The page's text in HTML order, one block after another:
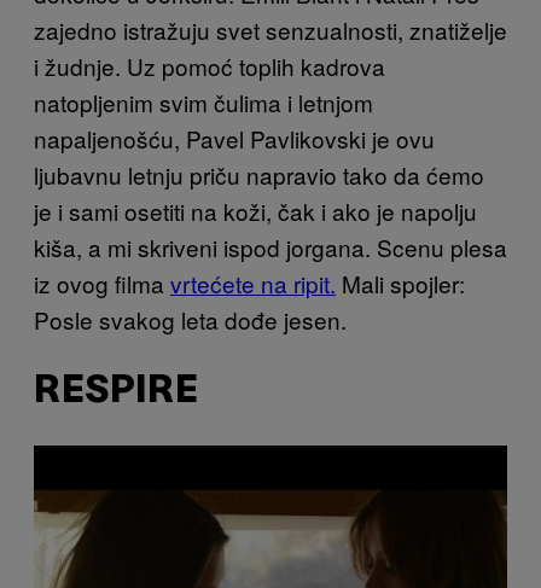
zajedno istražuju svet senzualnosti, znatiželje
i žudnje. Uz pomoć toplih kadrova
natopljenim svim čulima i letnjom
napaljenošću, Pavel Pavlikovski je ovu
ljubavnu letnju priču napravio tako da ćemo
je i sami osetiti na koži, čak i ako je napolju
kiša, a mi skriveni ispod jorgana. Scenu plesa
iz ovog filma vrtećete na ripit. Mali spojler:
Posle svakog leta dođe jesen.
RESPIRE
a
y
v